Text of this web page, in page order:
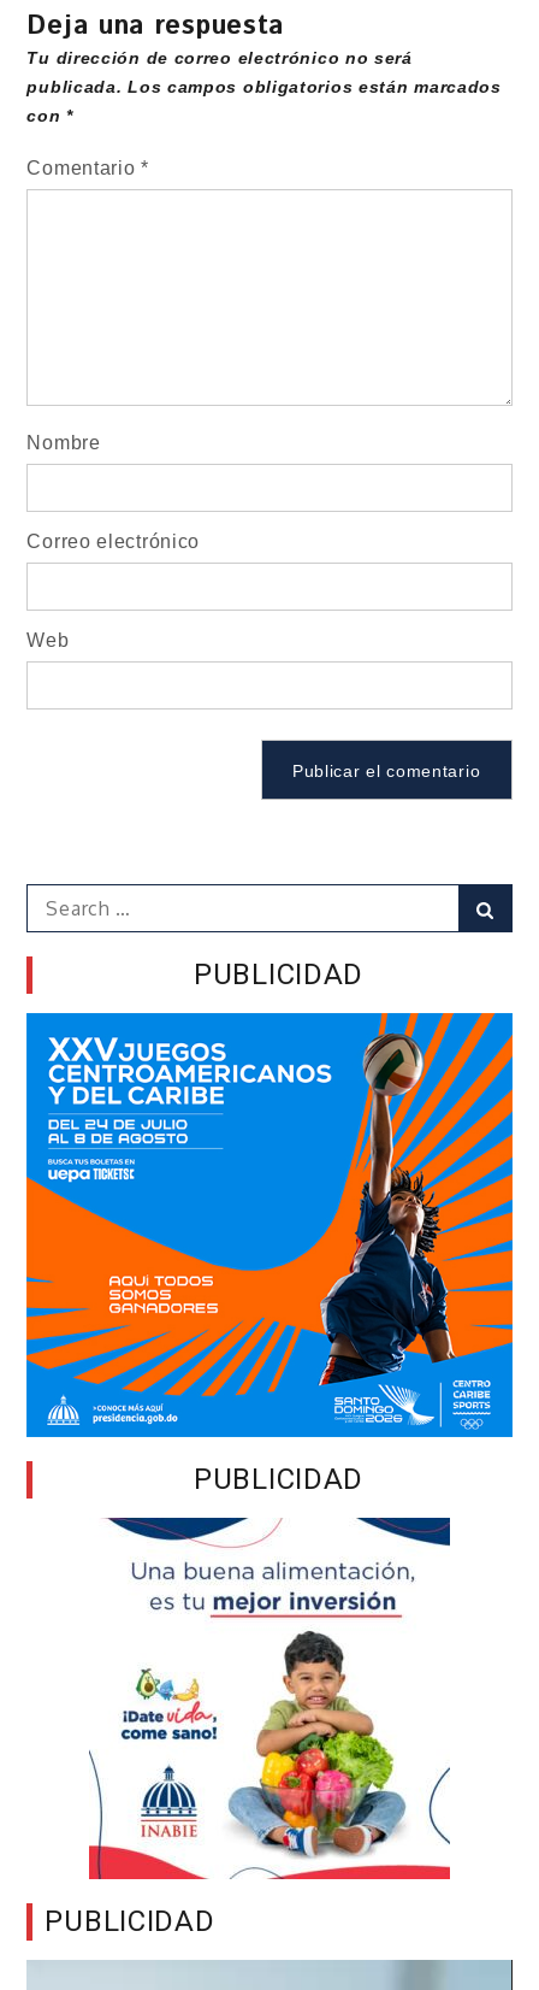
Deja una respuesta
Tu dirección de correo electrónico no será
publicada. Los campos obligatorios están marcados
con*
Comentario*
Nombre
Correo electrónico
Web
Search
for:
PUBLICIDAD
PUBLICIDAD
PUBLICIDAD